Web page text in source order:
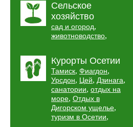
Сельское
хозяйство
сад и огород,
животноводство,
Курорты Осетии
Тамиск, Фиагдон,
Урсдон, Цей, Дзинага,
санатории, отдых на
море, Отдых в
Дигорском ущелье,
туризм в Осетии,